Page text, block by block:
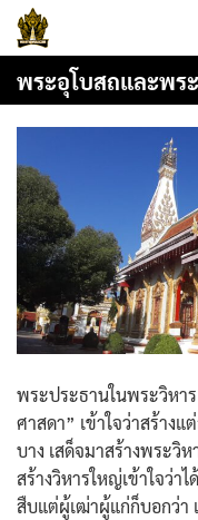
Skip
พระธาตุพนม
พระอุโบสถและพร
พระประธานในพระวิหา
ศาสดา” เข้าใจว่าสร้าง
บาง เสด็จมาสร้างพระ
สร้างวิหารใหญ่เข้าใจว่า
สืบแต่ผู้เฒ่าผู้แก่ก็บอกว่า